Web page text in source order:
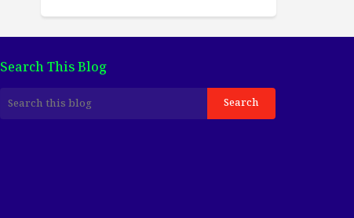
Search This Blog